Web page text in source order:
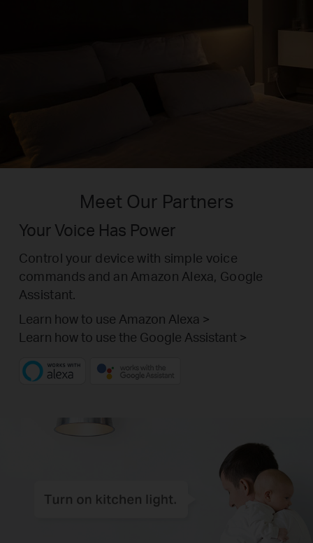
Meet Our Partners
Your Voice Has Power
Control your device with simple voice
commands and an Amazon Alexa, Google
Assistant.
Learn how to use Amazon Alexa >
Learn how to use the Google Assistant >